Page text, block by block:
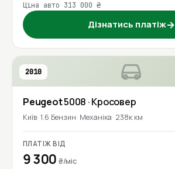
Ціна авто 313 000 ₴
Дізнатись платіж→
2010
Peugeot5008 · Кросовер
Київ 1.6 Бензин Механіка 238к км
ПЛАТІЖ ВІД
9 300₴/міс